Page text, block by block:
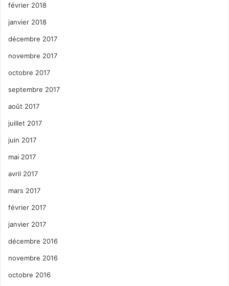
février 2018
janvier 2018
décembre 2017
novembre 2017
octobre 2017
septembre 2017
août 2017
juillet 2017
juin 2017
mai 2017
avril 2017
mars 2017
février 2017
janvier 2017
décembre 2016
novembre 2016
octobre 2016